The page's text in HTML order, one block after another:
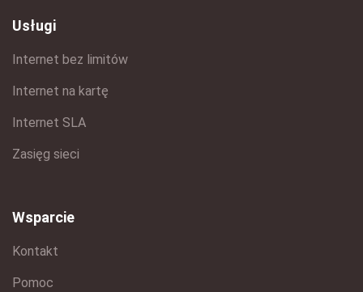
Usługi
Internet bez limitów
Internet na kartę
Internet SLA
Zasięg sieci
Wsparcie
Kontakt
Pomoc